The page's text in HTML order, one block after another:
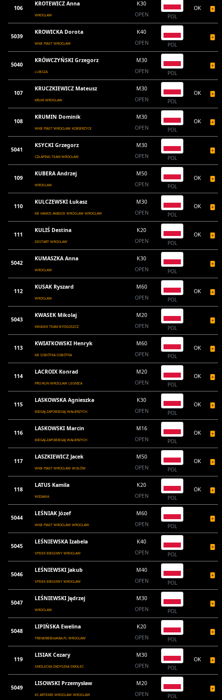
106
KROTEWICZ Anna
WROCŁAW
K30
OPEN
POL
OK
5039
KROWICKA Dorota
WKB PIAST WROCŁAW
K40
OPEN
POL
5040
KRÓWCZYŃSKI Grzegorz
LUBSZA
M30
OPEN
POL
107
KRUCZKIEWICZ Mateusz
KRUKI WROCŁAW
M30
OPEN
POL
OK
108
KRUMIN Dominik
WKB PIAST WROCŁAW KOBIERZYCE
M30
OPEN
POL
OK
5041
KSYCKI Grzegorz
CZŁAPING TEAM WROCŁAW
M30
OPEN
POL
109
KUBERA Andrzej
WROCŁAW
M50
OPEN
POL
OK
110
KULCZEWSKI Łukasz
KB VAMOS AMIGOS WROCŁAW WROCŁAW
M30
OPEN
POL
OK
111
KULIŚ Destina
DESTART WROCŁAW
K20
OPEN
POL
OK
5042
KUMASZKA Anna
WROCŁAW
K30
OPEN
POL
112
KUSAK Ryszard
WROCŁAW
M60
OPEN
POL
OK
5043
KWASEK Mikolaj
KWASEK TEAM BYDGOSZCZ
M20
OPEN
POL
113
KWIATKOWSKI Henryk
KB SOBÓTKA SOBÓTKA
M60
OPEN
POL
OK
114
LACROIX Konrad
PRO-RUN WROCŁAW LEGNICA
M20
OPEN
POL
OK
115
LASKOWSKA Agnieszka
BIEGAJ-ZAPOBIEGAJ WAŁBRZYCH
K30
OPEN
POL
OK
116
LASKOWSKI Marcin
BIEGAJ-ZAPOBIEGAJ WAŁBRZYCH
M16
OPEN
POL
OK
117
LASZKIEWICZ Jacek
WKB PIAST WROCŁAW WOŁÓW
M50
OPEN
POL
OK
118
LATUS Kamila
WIDAWA
K20
OPEN
POL
OK
5044
LEŚNIAK Józef
WKB PIAST WROCŁAW WROCŁAW
M60
OPEN
POL
5045
LEŚNIEWSKA Izabela
SPISEK BIEGOWY WROCŁAW
K40
OPEN
POL
5046
LEŚNIEWSKI Jakub
SPISEK BIEGOWY WROCŁAW
M40
OPEN
POL
5047
LEŚNIEWSKI Jędrzej
WROCŁAW
M30
OPEN
POL
5048
LIPIŃSKA Ewelina
TRENERBIEGANIA.PL WROCŁAW
K20
OPEN
POL
119
LISIAK Cezary
SMOLECKA ZADYSZKA SMOLEC
M30
OPEN
POL
OK
5049
LISOWSKI Przemysław
KS ARTEMIS WROCŁAW WROCŁAW
M20
OPEN
POL